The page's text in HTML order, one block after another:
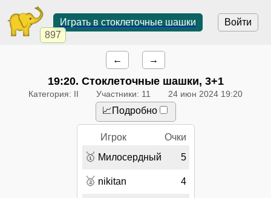
897
Войти
Играть в стоклеточные шашки
← →
19:20. Стоклеточные шашки, 3+1
Категория: II Участники: 11 24 июн 2024 19:20
📈Подробно
Игрок Очки
🥇 Милосердный 5
🥈 nikitan 4